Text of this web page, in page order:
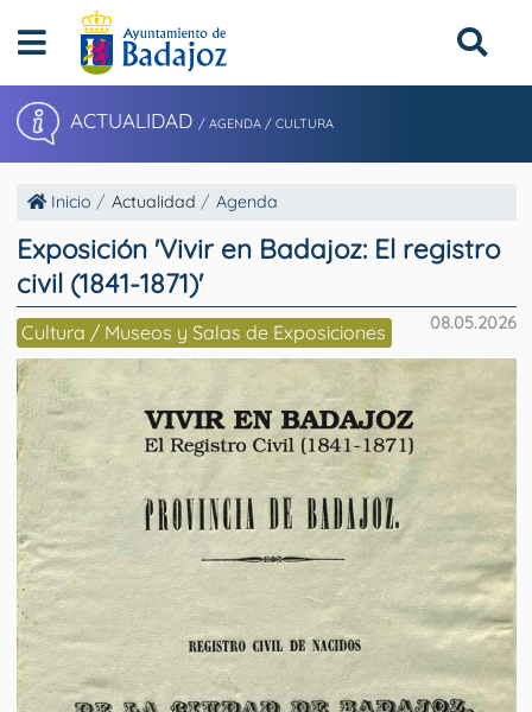
ACTUALIDAD / AGENDA / CULTURA
Inicio Actualidad Agenda
Exposición 'Vivir en Badajoz: El registro
civil (1841-1871)'
08.05.2026
Cultura / Museos y Salas de Exposiciones